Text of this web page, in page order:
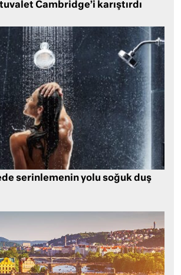
Cambridge’i karıştırdı
serinlemenin yolu soğuk duş